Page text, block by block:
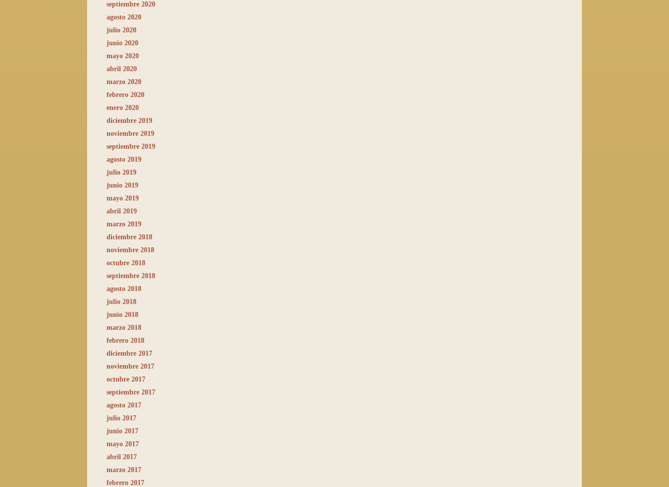
septiembre 2020
agosto 2020
julio 2020
junio 2020
mayo 2020
abril 2020
marzo 2020
febrero 2020
enero 2020
diciembre 2019
noviembre 2019
septiembre 2019
agosto 2019
julio 2019
junio 2019
mayo 2019
abril 2019
marzo 2019
diciembre 2018
noviembre 2018
octubre 2018
septiembre 2018
agosto 2018
julio 2018
junio 2018
marzo 2018
febrero 2018
diciembre 2017
noviembre 2017
octubre 2017
septiembre 2017
agosto 2017
julio 2017
junio 2017
mayo 2017
abril 2017
marzo 2017
febrero 2017